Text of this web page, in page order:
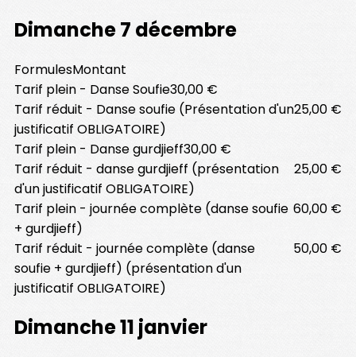
Dimanche 7 décembre
FormulesMontant
Tarif plein - Danse Soufie30,00 €
Tarif réduit - Danse soufie (Présentation d'un
justificatif OBLIGATOIRE)
25,00 €
Tarif plein - Danse gurdjieff30,00 €
Tarif réduit - danse gurdjieff (présentation
d'un justificatif OBLIGATOIRE)
25,00 €
Tarif plein - journée complète (danse soufie
+ gurdjieff)
60,00 €
Tarif réduit - journée complète (danse
soufie + gurdjieff) (présentation d'un
justificatif OBLIGATOIRE)
50,00 €
Dimanche 11 janvier